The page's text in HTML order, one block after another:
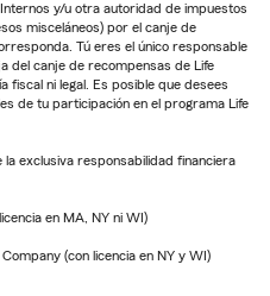
y/u otra autoridad de impuestos
misceláneos) por el canje de
Tú eres el único responsable
del canje de recompensas de Life
fiscal ni legal. Es posible que desees
de tu participación en el programa Life
exclusiva responsabilidad financiera
en MA, NY ni WI)
(con licencia en NY y WI)